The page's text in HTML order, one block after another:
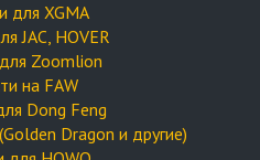
для XGMA
JAC, HOVER
Zoomlion
на FAW
Dong Feng
Dragon и другие)